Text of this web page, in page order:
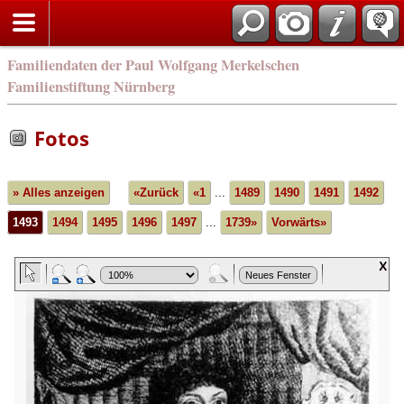
Familiendaten der Paul Wolfgang Merkelschen
Familienstiftung Nürnberg
Fotos
» Alles anzeigen «Zurück «1 ... 1489 1490 1491 1492
1493 1494 1495 1496 1497 ... 1739» Vorwärts»